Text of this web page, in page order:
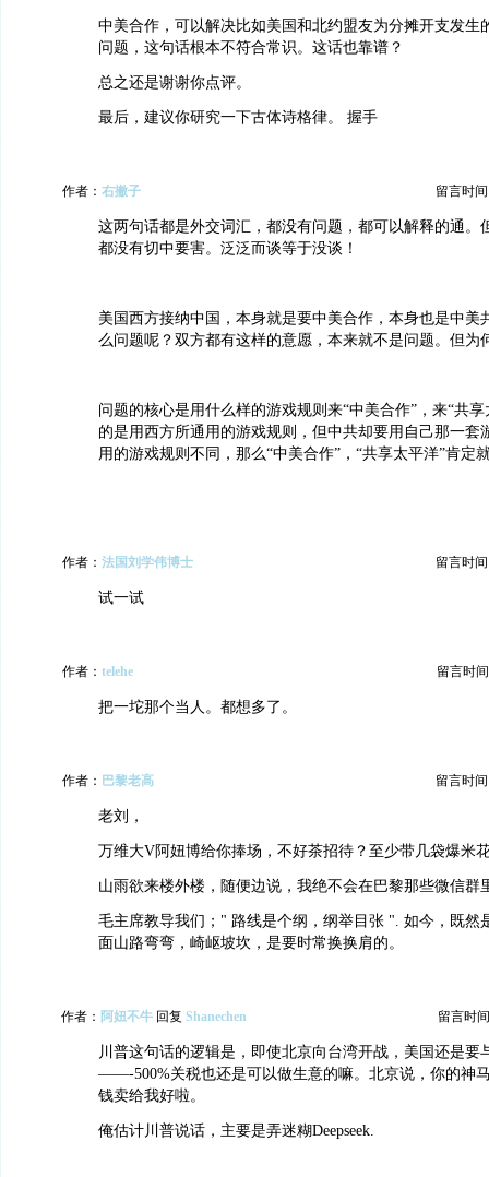
中美合作，可以解决比如美国和北约盟友为分摊开支发生
问题，这句话根本不符合常识。这话也靠谱？
总之还是谢谢你点评。
最后，建议你研究一下古体诗格律。 握手
作者： 右撇子 留言时间
这两句话都是外交词汇，都没有问题，都可以解释的通。
都没有切中要害。泛泛而谈等于没谈！
美国西方接纳中国，本身就是要中美合作，本身也是中美
么问题呢？双方都有这样的意愿，本来就不是问题。但为
问题的核心是用什么样的游戏规则来“中美合作”，来“共
的是用西方所通用的游戏规则，但中共却要用自己那一套
用的游戏规则不同，那么“中美合作”，“共享太平洋”肯定
作者： 法国刘学伟博士 留言时间
试一试
作者： telehe 留言时
把一坨那个当人。都想多了。
作者： 巴黎老高 留言时间
老刘，
万维大V阿妞博给你捧场，不好茶招待？至少带几袋爆米
山雨欲来楼外楼，随便边说，我绝不会在巴黎那些微信群
毛主席教导我们；" 路线是个纲，纲举目张 ". 如今，既然
面山路弯弯，崎岖坡坎，是要时常换换肩的。
作者： 阿妞不牛 回复 Shanechen 留言时
川普这句话的逻辑是，即使北京向台湾开战，美国还是要
——-500%关税也还是可以做生意的嘛。北京说，你的神
钱卖给我好啦。
俺估计川普说话，主要是弄迷糊Deepseek.